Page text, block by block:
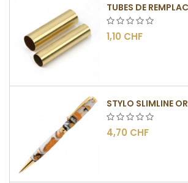
1,10 CHF
STYLO SLIMLINE OR
4,70 CHF